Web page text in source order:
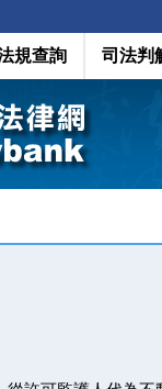
規查詢 司法判